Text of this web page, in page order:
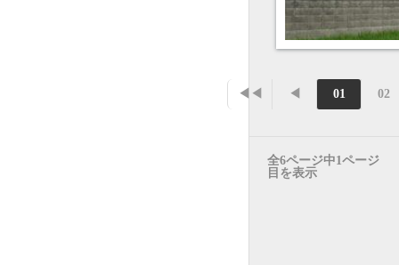
◀◀ ◀ 01 02
全6ページ中1ページ
目を表示